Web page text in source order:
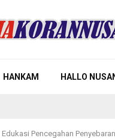
HANKAM HALLO
Pencegahan